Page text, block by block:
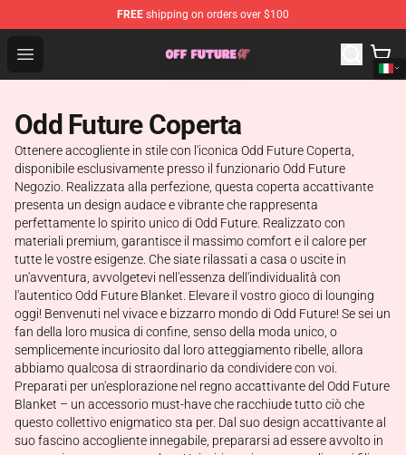
FREE shipping on orders over $100
Open menu
Odd Future Store - Official Odd Future Merchandise Shop
Odd Future Coperta
Ottenere accogliente in stile con l'iconica Odd Future Coperta,
disponibile esclusivamente presso il funzionario Odd Future
Negozio. Realizzata alla perfezione, questa coperta accattivante
presenta un design audace e vibrante che rappresenta
perfettamente lo spirito unico di Odd Future. Realizzato con
materiali premium, garantisce il massimo comfort e il calore per
tutte le vostre esigenze. Che siate rilassati a casa o uscite in
un'avventura, avvolgetevi nell'essenza dell'individualità con
l'autentico Odd Future Blanket. Elevare il vostro gioco di lounging
oggi! Benvenuti nel vivace e bizzarro mondo di Odd Future! Se sei un
fan della loro musica di confine, senso della moda unico, o
semplicemente incuriosito dal loro atteggiamento ribelle, allora
abbiamo qualcosa di straordinario da condividere con voi.
Preparati per un'esplorazione nel regno accattivante del Odd Future
Blanket – un accessorio must-have che racchiude tutto ciò che
questo collettivo enigmatico sta per. Dal suo design accattivante al
suo fascino accogliente innegabile, prepararsi ad essere avvolto in